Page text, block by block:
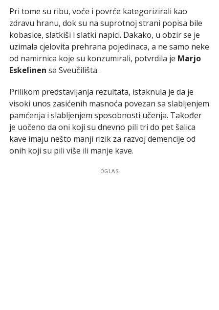
Pri tome su ribu, voće i povrće kategorizirali kao
zdravu hranu, dok su na suprotnoj strani popisa bile
kobasice, slatkiši i slatki napici. Dakako, u obzir se je
uzimala cjelovita prehrana pojedinaca, a ne samo neke
od namirnica koje su konzumirali, potvrdila je Marjo
Eskelinen sa Sveučilišta.
Prilikom predstavljanja rezultata, istaknula je da je
visoki unos zasićenih masnoća povezan sa slabljenjem
pamćenja i slabljenjem sposobnosti učenja. Također
je uočeno da oni koji su dnevno pili tri do pet šalica
kave imaju nešto manji rizik za razvoj demencije od
onih koji su pili više ili manje kave.
OGLAS